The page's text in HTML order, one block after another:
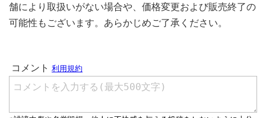
舗により取扱いがない場合や、価格変更および販売終了の
可能性もございます。あらかじめご了承ください。